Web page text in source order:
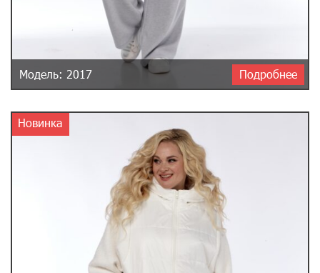
Модель: 2017 Подробнее
Новинка